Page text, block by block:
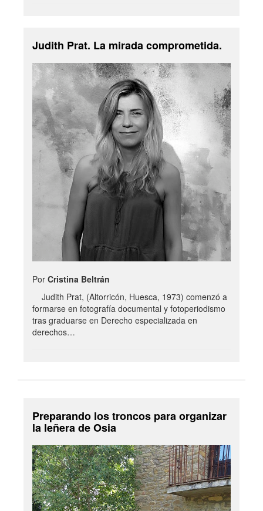
Judith Prat. La mirada comprometida.
Por Cristina Beltrán
Judith Prat, (Altorricón, Huesca, 1973) comenzó a
formarse en fotografía documental y fotoperiodismo
tras graduarse en Derecho especializada en
derechos…
Preparando los troncos para organizar
la leñera de Osia